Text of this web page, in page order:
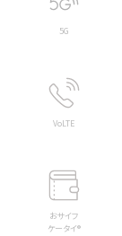
5G
VoLTE
おサイフ
ケータイ®